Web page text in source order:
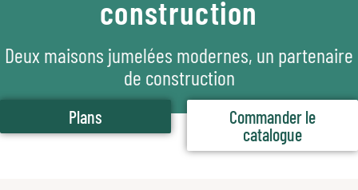
construction
Deux maisons jumelées modernes, un partenaire
de construction
Plans
Commander le
catalogue